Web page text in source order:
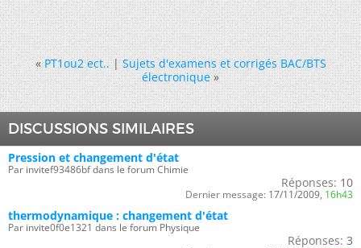
« PT1ou2 ect..|Sujets d'examens et corrigés BAC/BTS
électronique »
DISCUSSIONS SIMILAIRES
Pression et changement d'état
Par invitef93486bf dans le forum Chimie
Réponses: 10
Dernier message: 17/11/2009, 16h43
thermodynamique : changement d'état
Par invite0f0e1321 dans le forum Physique
Réponses: 3